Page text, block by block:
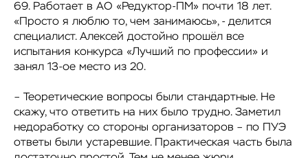
69. Работает в АО «Редуктор-ПМ» почти 18 лет.
«Просто я люблю то, чем занимаюсь», - делится
специалист. Алексей достойно прошёл все
испытания конкурса «Лучший по профессии» и
занял 13-ое место из 20.
– Теоретические вопросы были стандартные. Не
скажу, что ответить на них было трудно. Заметил
недоработку со стороны организаторов – по ПУЭ
ответы были устаревшие. Практическая часть была